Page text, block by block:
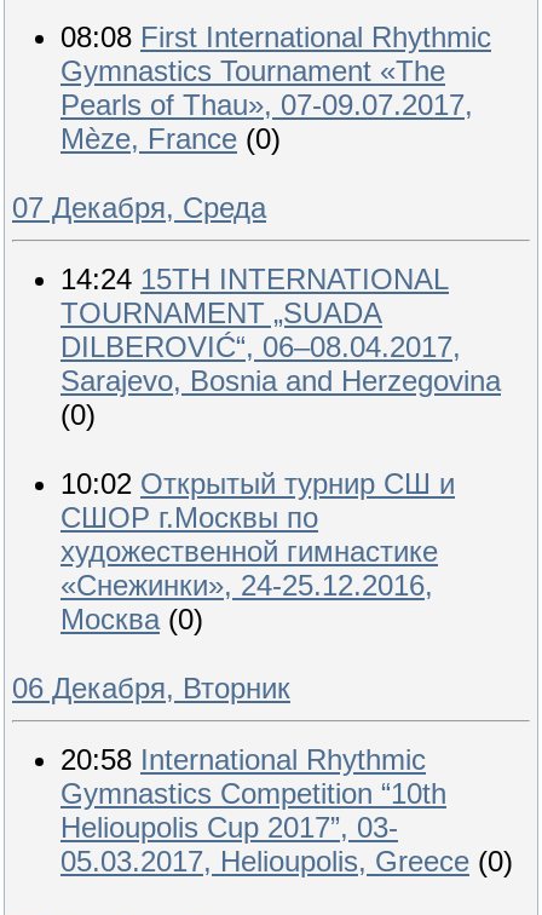
08:08 First International Rhythmic
Gymnastics Tournament «The
Pearls of Thau», 07-09.07.2017,
Mèze, France (0)
07 Декабря, Среда
14:24 15TH INTERNATIONAL
TOURNAMENT „SUADA
DILBEROVIĆ“, 06–08.04.2017,
Sarajevo, Bosnia and Herzegovina
(0)
10:02 Открытый турнир СШ и
СШОР г.Москвы по
художественной гимнастике
«Снежинки», 24-25.12.2016,
Москва (0)
06 Декабря, Вторник
20:58 International Rhythmic
Gymnastics Competition “10th
Helioupolis Cup 2017”, 03-
05.03.2017, Helioupolis, Greece (0)